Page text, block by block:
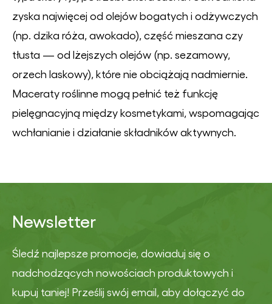
zyska najwięcej od olejów bogatych i odżywczych
(np. dzika róża, awokado), część mieszana czy
tłusta — od lżejszych olejów (np. sezamowy,
orzech laskowy), które nie obciążają nadmiernie.
Maceraty roślinne mogą pełnić też funkcję
pielęgnacyjną między kosmetykami, wspomagając
wchłanianie i działanie składników aktywnych.
Newsletter
Śledź najlepsze promocje, dowiaduj się o
nadchodzących nowościach produktowych i
kupuj taniej! Prześlij swój email, aby dołączyć do